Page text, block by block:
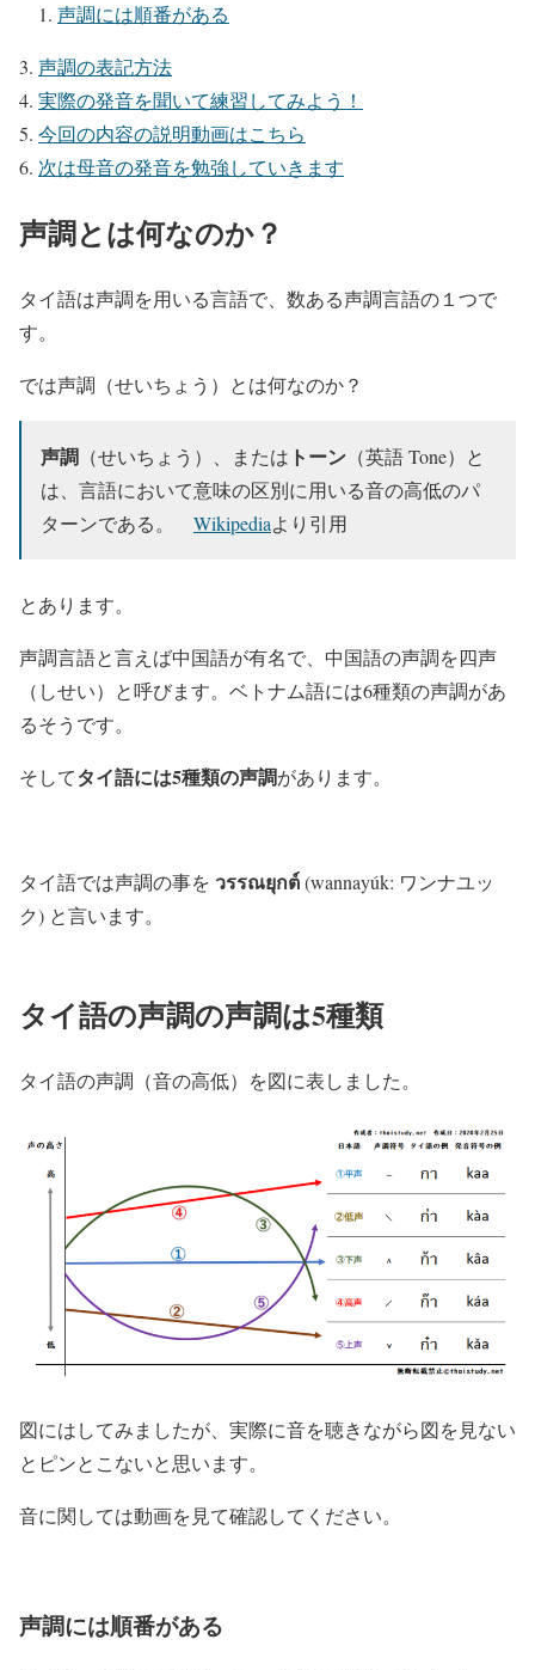
声調には順番がある
声調の表記方法
実際の発音を聞いて練習してみよう！
今回の内容の説明動画はこちら
次は母音の発音を勉強していきます
声調とは何なのか？
タイ語は声調を用いる言語で、数ある声調言語の１つで
す。
では声調（せいちょう）とは何なのか？
声調 （せいちょう）、または トーン （英語 Tone）と
は、言語において意味の区別に用いる音の高低のパ
ターンである。 Wikipediaより引用
とあります。
声調言語と言えば中国語が有名で、中国語の声調を四声
（しせい）と呼びます。ベトナム語には6種類の声調があ
るそうです。
そしてタイ語には5種類の声調があります。
タイ語では声調の事を วรรณยุกต์(wannayúk: ワンナユッ
ク) と言います。
タイ語の声調の声調は5種類
タイ語の声調（音の高低）を図に表しました。
図にはしてみましたが、実際に音を聴きながら図を見ない
とピンとこないと思います。
音に関しては動画を見て確認してください。
声調には順番がある